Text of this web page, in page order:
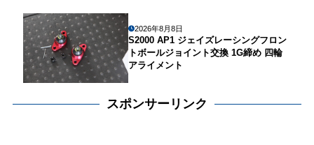
2026年8月8日
S2000 AP1 ジェイズレーシングフロン
トボールジョイント交換 1G締め 四輪
アライメント
スポンサーリンク